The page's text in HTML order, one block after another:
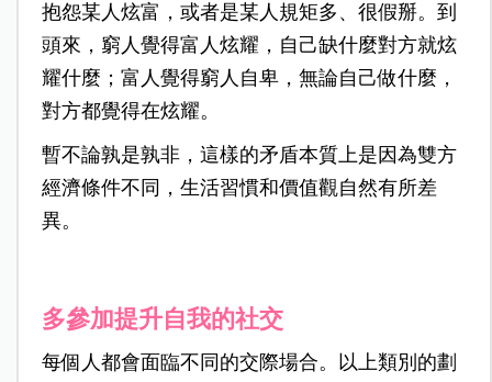
抱怨某人炫富，或者是某人規矩多、很假掰。到
頭來，窮人覺得富人炫耀，自己缺什麼對方就炫
耀什麼；富人覺得窮人自卑，無論自己做什麼，
對方都覺得在炫耀。
暫不論孰是孰非，這樣的矛盾本質上是因為雙方
經濟條件不同，生活習慣和價值觀自然有所差
異。
多參加提升自我的社交
每個人都會面臨不同的交際場合。以上類別的劃